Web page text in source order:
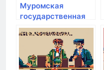
Муромская
государственная
инженерно-
техническая
академия